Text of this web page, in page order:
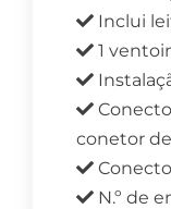
Inclui
1
conetor
N.º de